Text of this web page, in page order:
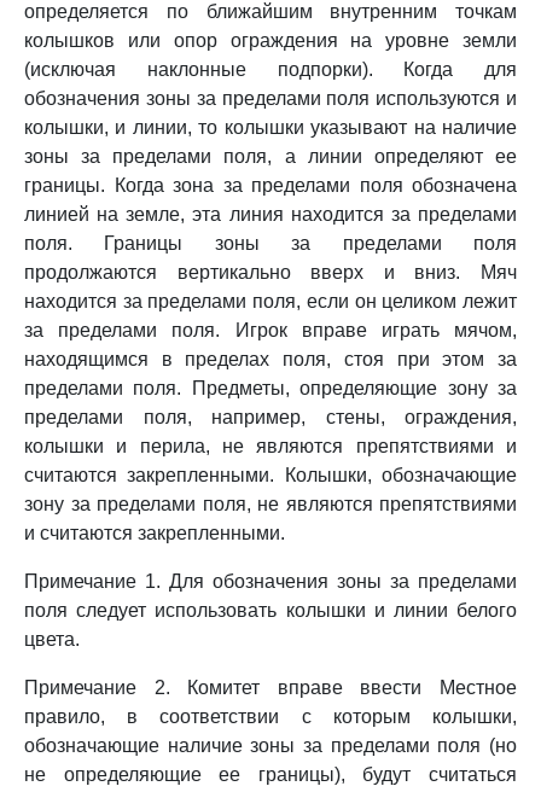
определяется по ближайшим внутренним точкам
колышков или опор ограждения на уровне земли
(исключая наклонные подпорки). Когда для
обозначения зоны за пределами поля используются и
колышки, и линии, то колышки указывают на наличие
зоны за пределами поля, а линии определяют ее
границы. Когда зона за пределами поля обозначена
линией на земле, эта линия находится за пределами
поля. Границы зоны за пределами поля
продолжаются вертикально вверх и вниз. Мяч
находится за пределами поля, если он целиком лежит
за пределами поля. Игрок вправе играть мячом,
находящимся в пределах поля, стоя при этом за
пределами поля. Предметы, определяющие зону за
пределами поля, например, стены, ограждения,
колышки и перила, не являются препятствиями и
считаются закрепленными. Колышки, обозначающие
зону за пределами поля, не являются препятствиями
и считаются закрепленными.
Примечание 1. Для обозначения зоны за пределами
поля следует использовать колышки и линии белого
цвета.
Примечание 2. Комитет вправе ввести Местное
правило, в соответствии с которым колышки,
обозначающие наличие зоны за пределами поля (но
не определяющие ее границы), будут считаться